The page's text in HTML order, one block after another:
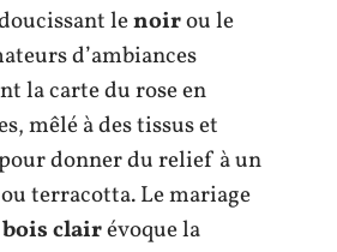
lenoirou le
d’ambiances
la carte du rose en
mêlé à des tissus et
donner du relief à un
terracotta. Le mariage
bois clairévoque la